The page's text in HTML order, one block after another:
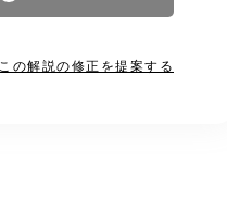
この解説の修正を提案する